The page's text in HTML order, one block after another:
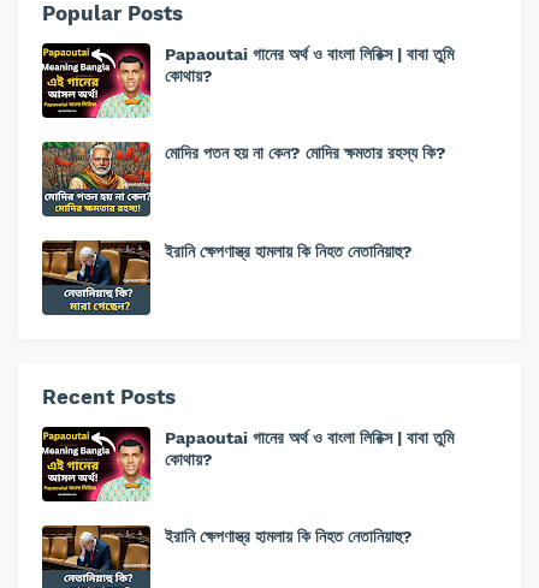
Popular Posts
Papaoutai গানের অর্থ ও বাংলা লিরিক্স | বাবা তুমি
কোথায়?
মোদির পতন হয় না কেন? মোদির ক্ষমতার রহস্য কি?
ইরানি ক্ষেপণাস্ত্র হামলায় কি নিহত নেতানিয়াহু?
Recent Posts
Papaoutai গানের অর্থ ও বাংলা লিরিক্স | বাবা তুমি
কোথায়?
ইরানি ক্ষেপণাস্ত্র হামলায় কি নিহত নেতানিয়াহু?